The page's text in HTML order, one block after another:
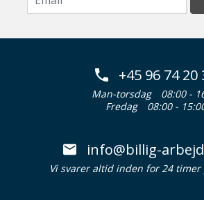
+45 96 74 20
Man-torsdag
08:00 -
Fredag
08:00 -
info@billig-
Vi svarer altid inden for 24 timer